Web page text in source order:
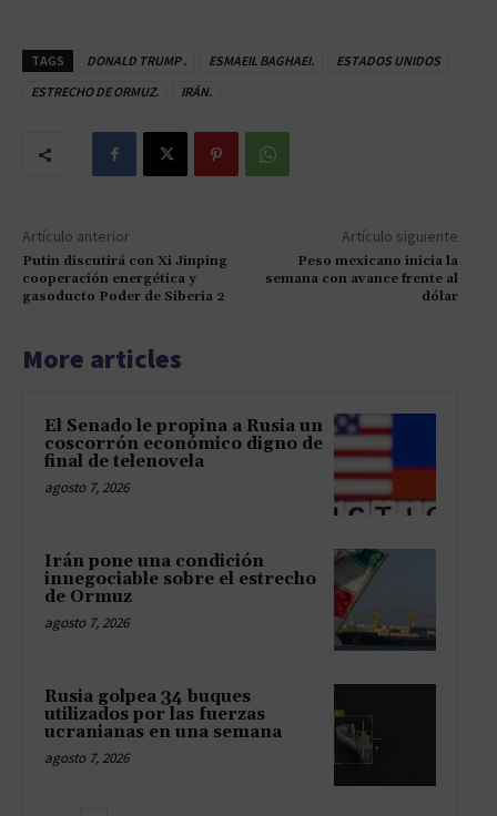
TAGS DONALD TRUMP . ESMAEIL BAGHAEI.
ESTADOS UNIDOS
ESTRECHO DE ORMUZ.
IRÁN.
Artículo anterior
Putin discutirá con Xi Jinping
cooperación energética y
gasoducto Poder de Siberia 2
Artículo siguiente
Peso mexicano inicia la
semana con avance frente al
dólar
More articles
El Senado le propina a Rusia un
coscorrón económico digno de
final de telenovela
agosto 7, 2026
Irán pone una condición
innegociable sobre el estrecho
de Ormuz
agosto 7, 2026
Rusia golpea 34 buques
utilizados por las fuerzas
ucranianas en una semana
agosto 7, 2026